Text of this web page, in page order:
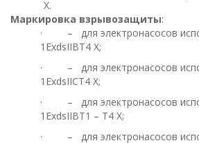
Х.
Маркировка взрывозащиты:
· – для электронасосов
1ЕхdsIIВТ4 Х;
· – для электронасосов
1ЕхdsIIСТ4 Х;
· – для электронасосов
1ЕхdsIIВТ1 – Т4 Х;
· – для электронасосов